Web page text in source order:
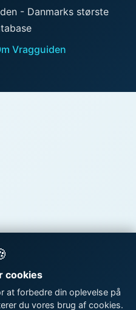
- Danmarks største
Vragguiden
cookies
at forbedre din oplevelse på
du vores brug af cookies.